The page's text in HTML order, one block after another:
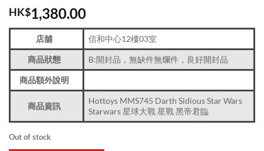
HK$1,380.00
店舖 信和中心12樓03室
商品狀態 B:開封品，無缺件無爛件，良好開封品
商品額外說明
商品資訊
Hottoys MMS745 Darth Sidious Star Wars
Starwars 星球大戰 星戰 黑帝君臨
Out of stock